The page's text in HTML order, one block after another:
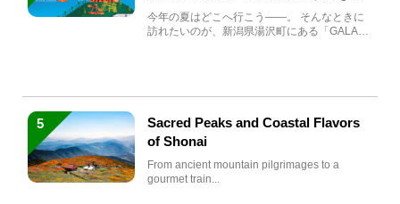
生まれ変わる
今年の夏はどこへ行こう――。 そんなときに
訪れたいのが、新潟県湯沢町にある「GALA湯
5
Sacred Peaks and Coastal Flavors
of Shonai
From ancient mountain pilgrimages to a
gourmet train...